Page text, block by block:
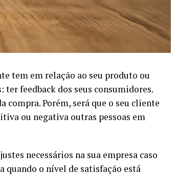
tem em relação ao seu produto ou
ter feedback dos seus consumidores.
Porém, será que o seu cliente
ou negativa outras pessoas em
necessários na sua empresa caso
quando o nível de satisfação está